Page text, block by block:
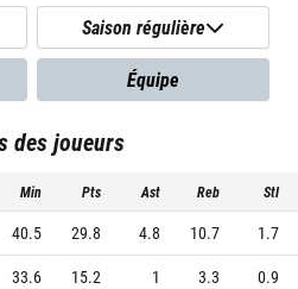
Saison régulière
Équipe
des joueurs
Min Pts Ast Reb Stl
40.5 29.8 4.8 10.7
1.7
33.6 15.2 1 3.3
0.9